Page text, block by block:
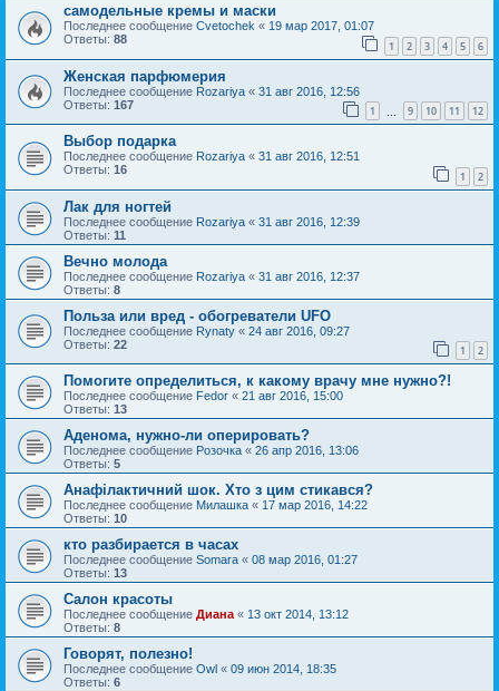
самодельные кремы и маски
Последнее сообщение Cvetochek « 19 мар 2017, 01:07
Ответы: 88 1 2 3 4 5 6
Женская парфюмерия
Последнее сообщение Rozariya « 31 авг 2016, 12:56
Ответы: 167 1 9 10 11 12
Выбор подарка
Последнее сообщение Rozariya « 31 авг 2016, 12:51
Ответы: 16 1 2
Лак для ногтей
Последнее сообщение Rozariya « 31 авг 2016, 12:39
Ответы: 11
Вечно молода
Последнее сообщение Rozariya « 31 авг 2016, 12:37
Ответы: 8
Польза или вред - обогреватели UFO
Последнее сообщение Rynaty « 24 авг 2016, 09:27
Ответы: 22 1 2
Помогите определиться, к какому врачу мне нужно?!
Последнее сообщение Fedor « 21 авг 2016, 15:00
Ответы: 13
Аденома, нужно-ли оперировать?
Последнее сообщение Розочка « 26 апр 2016, 13:06
Ответы: 5
Анафілактичний шок. Хто з цим стикався?
Последнее сообщение Милашка « 17 мар 2016, 14:22
Ответы: 10
кто разбирается в часах
Последнее сообщение Somara « 08 мар 2016, 01:27
Ответы: 13
Салон красоты
Последнее сообщение Диана« 13 окт 2014, 13:12
Ответы: 8
Говорят, полезно!
Последнее сообщение Owl « 09 июн 2014, 18:35
Ответы: 6